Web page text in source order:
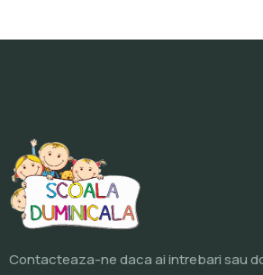
Contacteaza-ne daca ai intrebari sau